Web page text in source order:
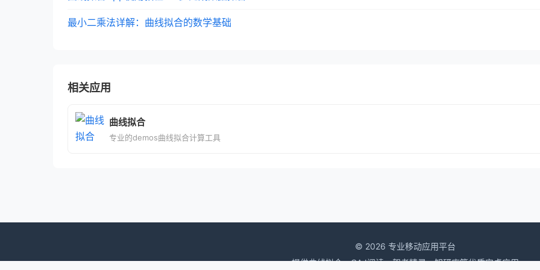
最小二乘法详解：曲线拟合的数学基础
相关应用
曲线拟合
专业的demos曲线拟合计算工具
© 2026 专业移动应用平台
提供曲线拟合、CAJ阅读、驾考精灵、知研库等优质安卓应用